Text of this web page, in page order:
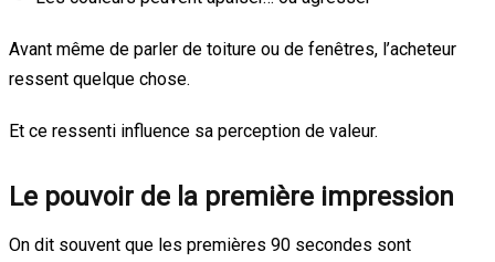
Avant même de parler de toiture ou de fenêtres, l’acheteur
ressent quelque chose.
Et ce ressenti influence sa perception de valeur.
Le pouvoir de la première impression
On dit souvent que les premières 90 secondes sont